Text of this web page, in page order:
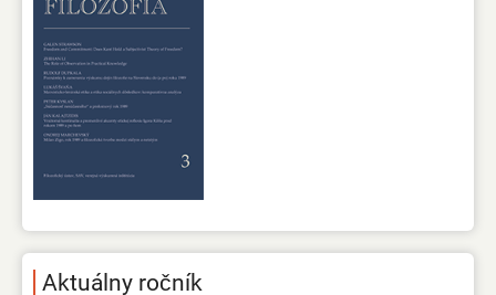
Aktuálny ročník